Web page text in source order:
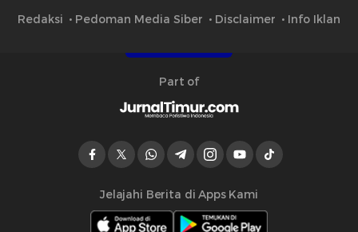
Redaksi Pedoman Media Siber Disclaimer Info Iklan
Part of
Jelajahi Berita di Apps Kami